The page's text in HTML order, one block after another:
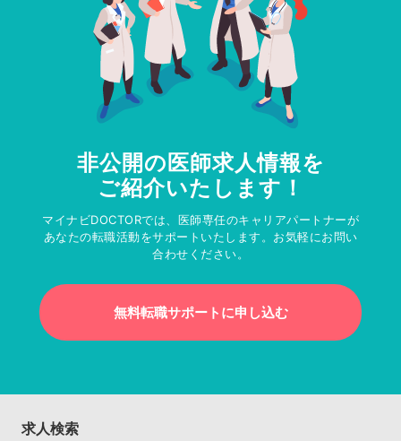
非公開の医師求人情報を
ご紹介いたします！
マイナビDOCTORでは、医師専任のキャリアパートナーが
あなたの転職活動をサポートいたします。お気軽にお問い
合わせください。
無料転職サポートに申し込む
求人検索